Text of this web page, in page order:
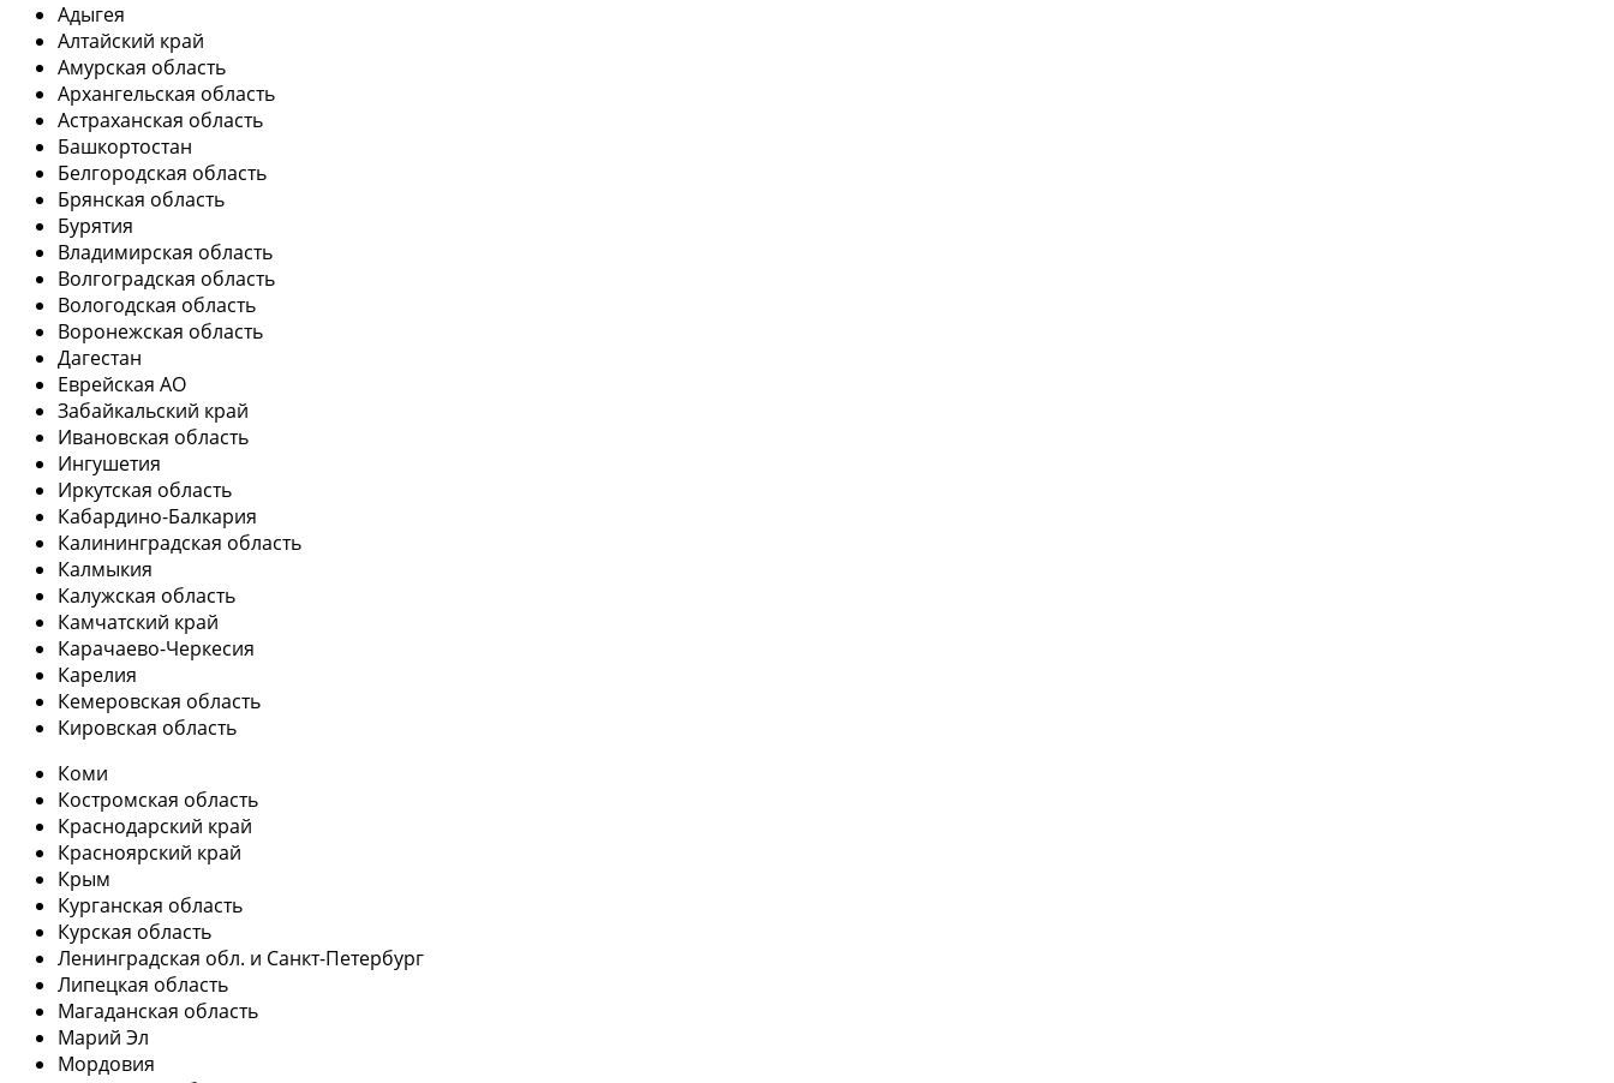
Адыгея
Алтайский край
Амурская область
Архангельская область
Астраханская область
Башкортостан
Белгородская область
Брянская область
Бурятия
Владимирская область
Волгоградская область
Вологодская область
Воронежская область
Дагестан
Еврейская АО
Забайкальский край
Ивановская область
Ингушетия
Иркутская область
Кабардино-Балкария
Калининградская область
Калмыкия
Калужская область
Камчатский край
Карачаево-Черкесия
Карелия
Кемеровская область
Кировская область
Коми
Костромская область
Краснодарский край
Красноярский край
Крым
Курганская область
Курская область
Ленинградская обл. и Санкт-Петербург
Липецкая область
Магаданская область
Марий Эл
Мордовия